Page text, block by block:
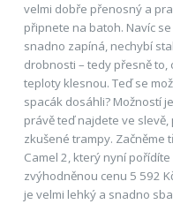
velmi dobře přenosný a
připnete na batoh. Navíc
snadno zapíná, nechybí
drobnosti – tedy přesně to,
teploty klesnou. Teď se
spacák dosáhli? Možností
právě teď najdete ve
zkušené trampy. Začněme
Camel 2, který nyní
zvýhodněnou cenu 5 592
je velmi lehký a snadno